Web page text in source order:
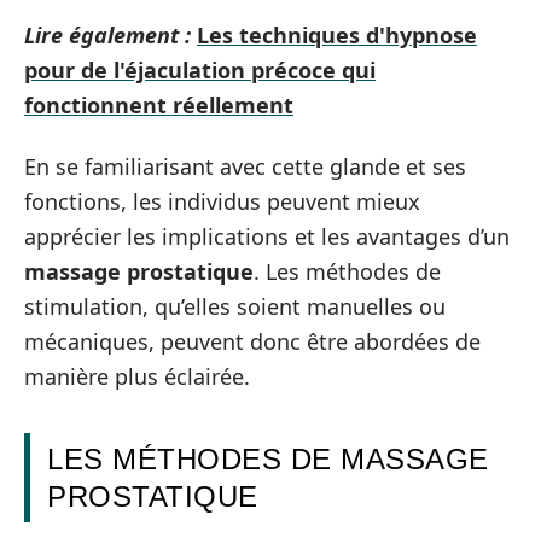
Lire également : Les techniques d'hypnose
pour de l'éjaculation précoce qui
fonctionnent réellement
En se familiarisant avec cette glande et ses
fonctions, les individus peuvent mieux
apprécier les implications et les avantages d’un
massage prostatique. Les méthodes de
stimulation, qu’elles soient manuelles ou
mécaniques, peuvent donc être abordées de
manière plus éclairée.
LES MÉTHODES DE MASSAGE
PROSTATIQUE